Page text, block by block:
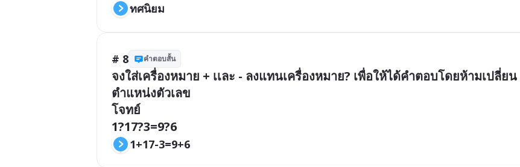
ทศนิยม
# 8 คำตอบสั้น
จงใส่เครื่องหมาย + เเละ - ลงแทนเครื่องหมาย? เพื่อให้ได้คำตอบโดยห้ามเปลี่ยน
ตำแหน่งตัวเลข
โจทย์
1?17?3=9?6
1+17-3=9+6